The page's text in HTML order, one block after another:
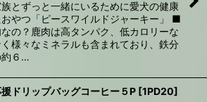
とずっと一緒にいるために愛犬の健康
やつ「ピースワイルドジャーキー」 ■
の？鹿肉は高タンパク、低カロリーな
様々なミネラルも含まれており、鉄分
約６…
ドリップバッグコーヒー５P [1PD20]